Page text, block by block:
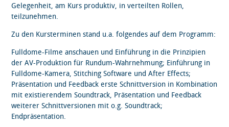
Gelegenheit, am Kurs produktiv, in verteilten Rollen,
teilzunehmen.
Zu den Kursterminen stand u.a. folgendes auf dem Programm:
Fulldome-Filme anschauen und Einführung in die Prinzipien
der AV-Produktion für Rundum-Wahrnehmung; Einführung in
Fulldome-Kamera, Stitching Software und After Effects;
Präsentation und Feedback erste Schnittversion in Kombination
mit existierendem Soundtrack, Präsentation und Feedback
weiterer Schnittversionen mit o.g. Soundtrack;
Endpräsentation.